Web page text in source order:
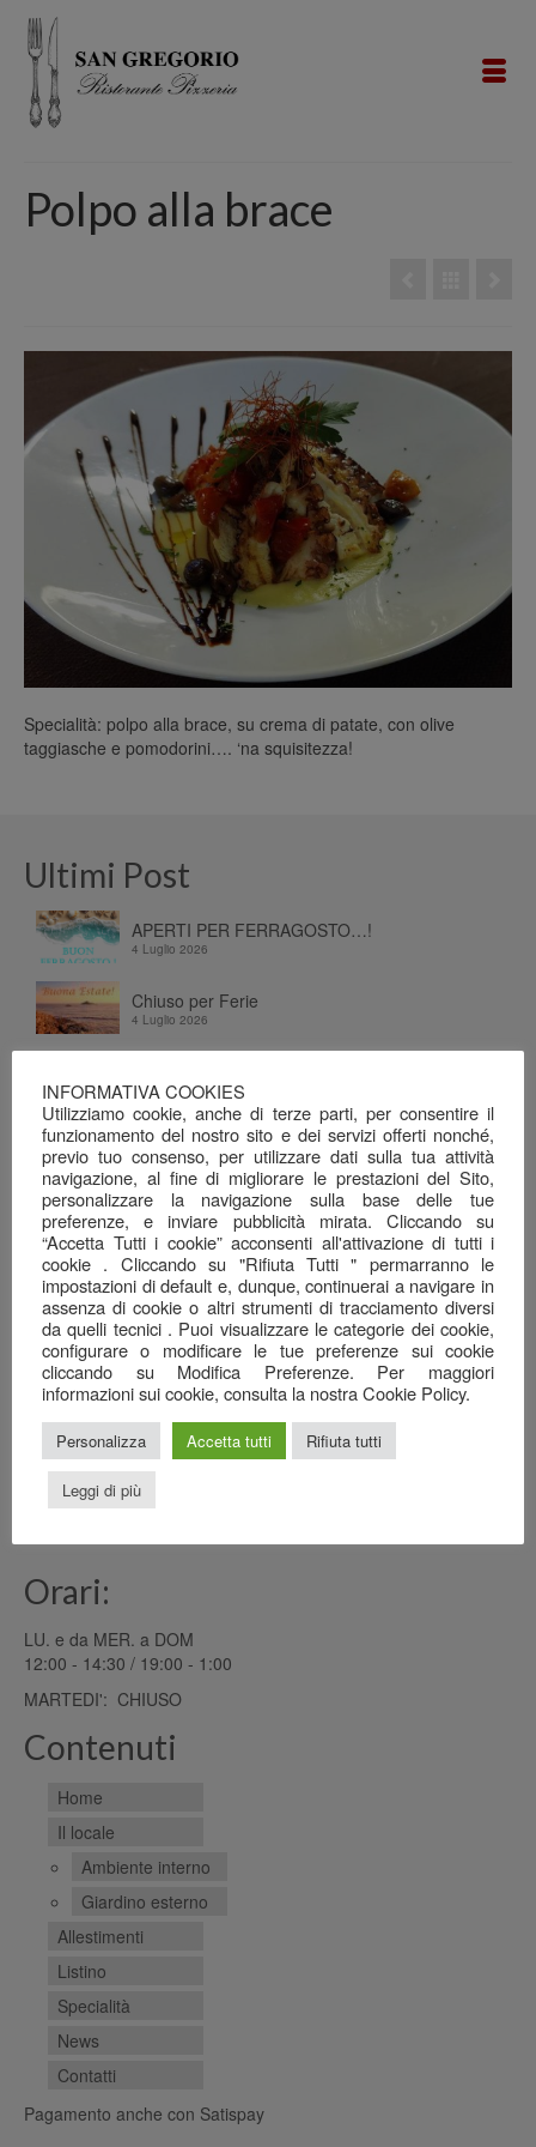
Polpo alla brace
Specialità: polpo alla brace, su crema di patate, con olive
taggiasche e pomodorini…. ‘na squisitezza!
Ultimi Post
APERTI PER FERRAGOSTO…!
4 Luglio 2026
Chiuso per Ferie
4 Luglio 2026
26 Giugno 2026
Una serata ben riuscita…
22 Giugno 2026
Il mare nel calice…
7 Giugno 2026
Anagrafica
Ristorante Pizzeria
SAN GREGORIO srl
Via Cottafavi, 11
42015 Correggio (RE)
348 3969456
0522 082778
Orari:
LU. e da MER. a DOM
12:00 - 14:30 / 19:00 - 1:00
MARTEDI': CHIUSO
Contenuti
Home
Il locale
Ambiente interno
Giardino esterno
Allestimenti
Listino
Specialità
News
Contatti
Pagamento anche con Satispay
INFORMATIVA COOKIES
Utilizziamo cookie, anche di terze parti, per consentire il
funzionamento del nostro sito e dei servizi offerti nonché,
previo tuo consenso, per utilizzare dati sulla tua attività
navigazione, al fine di migliorare le prestazioni del Sito,
personalizzare la navigazione sulla base delle tue
preferenze, e inviare pubblicità mirata. Cliccando su
“Accetta Tutti i cookie” acconsenti all'attivazione di tutti i
cookie . Cliccando su "Rifiuta Tutti " permarranno le
impostazioni di default e, dunque, continuerai a navigare in
assenza di cookie o altri strumenti di tracciamento diversi
da quelli tecnici . Puoi visualizzare le categorie dei cookie,
configurare o modificare le tue preferenze sui cookie
cliccando su Modifica Preferenze. Per maggiori
informazioni sui cookie, consulta la nostra Cookie Policy.
Personalizza Accetta tutti Rifiuta tutti
Leggi di più